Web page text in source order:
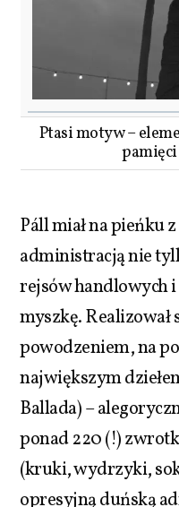
Ptasi motyw –
Páll miał na pieńku
administracją nie
rejsów handlowych i
myszkę. Realizował
powodzeniem, na
największym
Ballada) –
ponad 220 (!)
(kruki, wydrzyki,
opresyjną duńską